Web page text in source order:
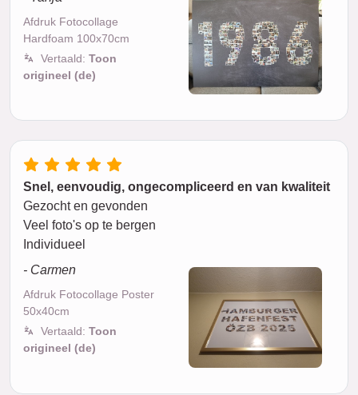
Afdruk Fotocollage
Hardfoam 100x70cm
Vertaald: Toon
origineel (de)
Snel, eenvoudig, ongecompliceerd en van kwaliteit
Gezocht en gevonden
Veel foto's op te bergen
Individueel
- Carmen
Afdruk Fotocollage Poster
50x40cm
Vertaald: Toon
origineel (de)